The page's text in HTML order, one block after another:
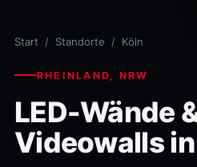
Start / Standorte / Köln
RHEINLAND, NRW
LED-Wände
Videowalls